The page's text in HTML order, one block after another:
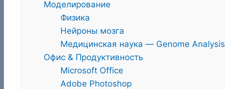
Моделирование
Физика
Нейроны мозга
Медицинская наука — Genome Analysis
Офис & Продуктивность
Microsoft Office
Adobe Photoshop